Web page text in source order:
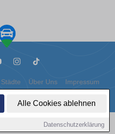
Alle Cookies ablehnen
Datenschutzerklärung
Städte Über Uns Impressum
Cookies
GmbH | Content by: 1a-sites-autos